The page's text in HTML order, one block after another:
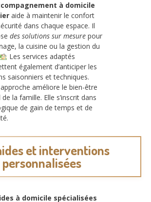
à domicile
aide à maintenir le confort
dans chaque espace. Il
des solutions sur mesure pour
la cuisine ou la gestion du
Les services adaptés
également d’anticiper les
saisonniers et techniques.
améliore le bien-être
la famille. Elle s’inscrit dans
de gain de temps et de
et interventions
personnalisées
à domicile spécialisées